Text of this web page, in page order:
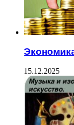
15.12.2025